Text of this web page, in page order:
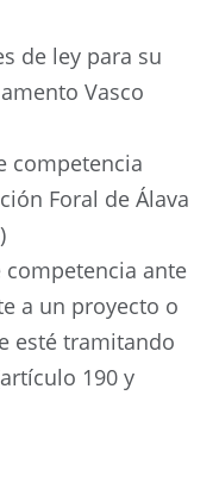
de ley para su
Vasco
competencia
Foral de Álava
ante
a un proyecto o
esté tramitando
190 y